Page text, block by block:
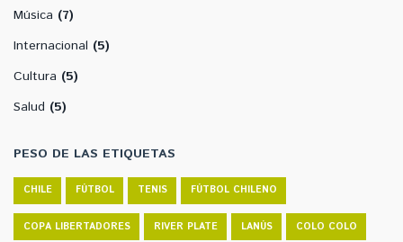
Música (7)
Internacional (5)
Cultura (5)
Salud (5)
PESO DE LAS ETIQUETAS
CHILE FÚTBOL TENIS FÚTBOL CHILENO
COPA LIBERTADORES RIVER PLATE LANÚS COLO COLO